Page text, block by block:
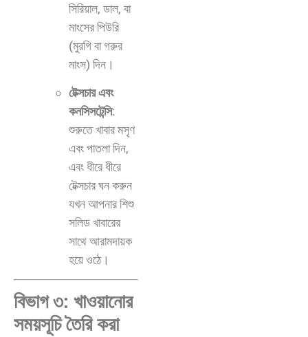
সিরিয়াল, ডাল, বা
মাংসের পিউরি
(মুরগি বা গরুর
মাংস) দিন।
টেক্সচার এবং
কনসিসটেন্সি:
শুরুতে খাবার মসৃণ
এবং পাতলা দিন,
এবং ধীরে ধীরে
টেক্সচার ঘন করুন
যখন আপনার শিশু
সলিড খাবারের
সাথে আরামদায়ক
হয়ে ওঠে।
বিভাগ ৩: খাওয়ানোর
সময়সূচি তৈরি করা